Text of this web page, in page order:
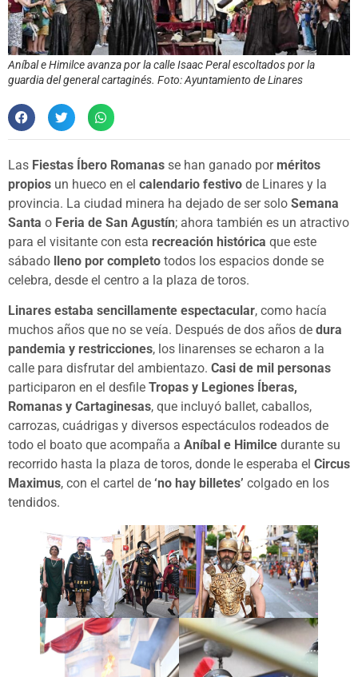
Aníbal e Himilce avanza por la calle Isaac Peral escoltados por la
guardia del general cartaginés. Foto: Ayuntamiento de Linares
Las Fiestas Íbero Romanas se han ganado por méritos
propios un hueco en el calendario festivo de Linares y la
provincia. La ciudad minera ha dejado de ser solo Semana
Santa o Feria de San Agustín; ahora también es un atractivo
para el visitante con esta recreación histórica que este
sábado lleno por completo todos los espacios donde se
celebra, desde el centro a la plaza de toros.
Linares estaba sencillamente espectacular, como hacía
muchos años que no se veía. Después de dos años de dura
pandemia y restricciones, los linarenses se echaron a la
calle para disfrutar del ambientazo. Casi de mil personas
participaron en el desfile Tropas y Legiones Íberas,
Romanas y Cartaginesas, que incluyó ballet, caballos,
carrozas, cuádrigas y diversos espectáculos rodeados de
todo el boato que acompaña a Aníbal e Himilce durante su
recorrido hasta la plaza de toros, donde le esperaba el Circus
Maximus, con el cartel de ‘no hay billetes’ colgado en los
tendidos.